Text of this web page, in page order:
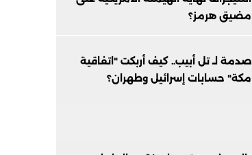
مضيق هرمز؟
صدمة لـ تل أبيب.. كيف أربكت "اتفاقية
مكة" حسابات إسرائيل وطهران؟